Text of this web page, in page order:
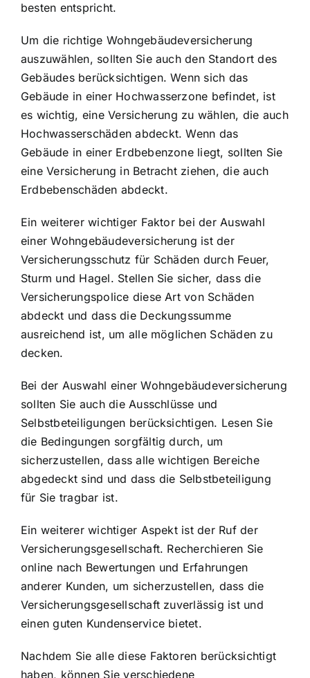
besten entspricht.
Um die richtige Wohngebäudeversicherung
auszuwählen, sollten Sie auch den Standort des
Gebäudes berücksichtigen. Wenn sich das
Gebäude in einer Hochwasserzone befindet, ist
es wichtig, eine Versicherung zu wählen, die auch
Hochwasserschäden abdeckt. Wenn das
Gebäude in einer Erdbebenzone liegt, sollten Sie
eine Versicherung in Betracht ziehen, die auch
Erdbebenschäden abdeckt.
Ein weiterer wichtiger Faktor bei der Auswahl
einer Wohngebäudeversicherung ist der
Versicherungsschutz für Schäden durch Feuer,
Sturm und Hagel. Stellen Sie sicher, dass die
Versicherungspolice diese Art von Schäden
abdeckt und dass die Deckungssumme
ausreichend ist, um alle möglichen Schäden zu
decken.
Bei der Auswahl einer Wohngebäudeversicherung
sollten Sie auch die Ausschlüsse und
Selbstbeteiligungen berücksichtigen. Lesen Sie
die Bedingungen sorgfältig durch, um
sicherzustellen, dass alle wichtigen Bereiche
abgedeckt sind und dass die Selbstbeteiligung
für Sie tragbar ist.
Ein weiterer wichtiger Aspekt ist der Ruf der
Versicherungsgesellschaft. Recherchieren Sie
online nach Bewertungen und Erfahrungen
anderer Kunden, um sicherzustellen, dass die
Versicherungsgesellschaft zuverlässig ist und
einen guten Kundenservice bietet.
Nachdem Sie alle diese Faktoren berücksichtigt
haben, können Sie verschiedene